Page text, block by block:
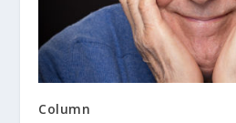
Column